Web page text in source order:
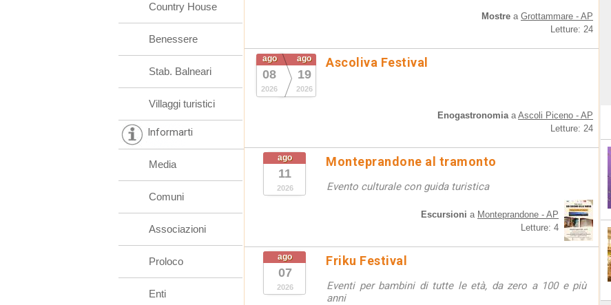
Mostre a Grottammare - AP
Letture: 24
ago
08
2026
ago
19
2026
Ascoliva Festival
EnogastronomiaaAscoli Piceno - AP
Letture: 24
ago
11
2026
Monteprandone al tramonto
Evento culturale con guida turistica
Escursioni a Monteprandone - AP
Letture: 4
ago
07
2026
Friku Festival
Eventi per bambini di tutte le età, da zero a 100 e più
anni
Country House
Benessere
Stab. Balneari
Villaggi turistici
Informarti
Media
Comuni
Associazioni
Proloco
Enti